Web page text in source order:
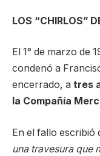
LOS “CHIRLOS”
El 1° de marzo de
condenó a
encerrado, a tres
la Compañía
En el fallo escribió
una travesura que